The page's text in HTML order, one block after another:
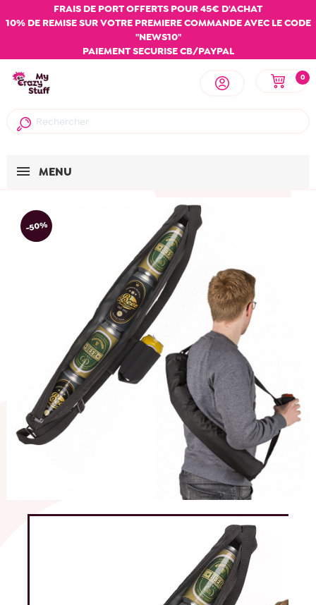
FRAIS DE PORT OFFERTS POUR 45€ D'ACHAT
10% DE REMISE SUR VOTRE PREMIERE COMMANDE AVEC LE CODE
"NEWS10"
PAIEMENT SECURISE CB/PAYPAL
0
MENU
-50%